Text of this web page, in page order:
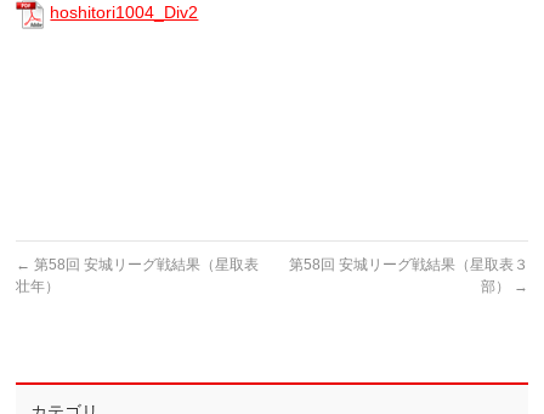
hoshitori1004_Div2
← 第58回 安城リーグ戦結果（星取表
壮年）
第58回 安城リーグ戦結果（星取表３
部）
→